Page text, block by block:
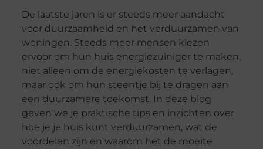
De laatste jaren is er steeds meer aandacht
voor duurzaamheid en het verduurzamen van
woningen. Steeds meer mensen kiezen
ervoor om hun huis energiezuiniger te maken,
niet alleen om de energiekosten te verlagen,
maar ook om hun steentje bij te dragen aan
een duurzamere toekomst. In deze blog
geven we je praktische tips en inzichten over
hoe je je huis kunt verduurzamen, wat de
voordelen zijn en waarom het de moeite